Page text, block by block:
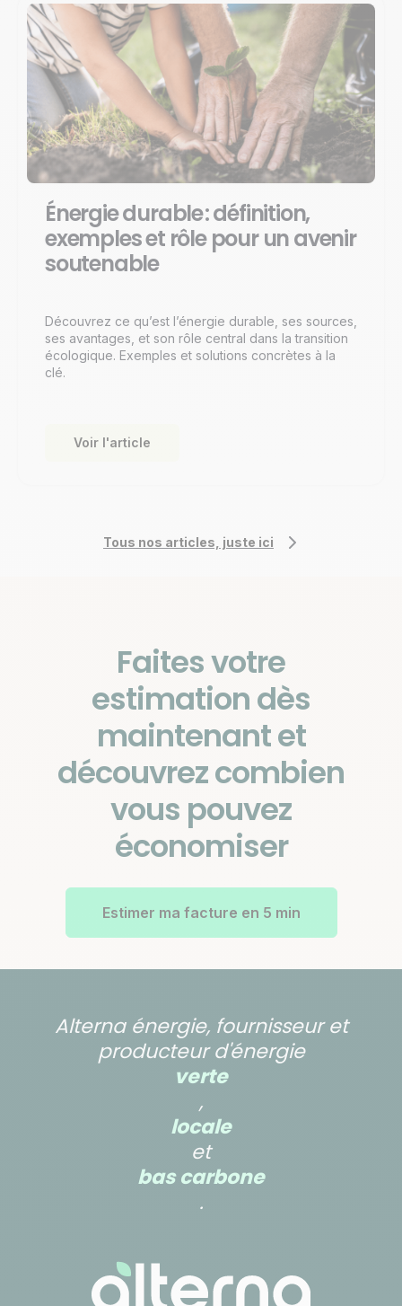
Énergie durable : définition,
exemples et rôle pour un avenir
soutenable
Découvrez ce qu’est l’énergie durable, ses sources,
ses avantages, et son rôle central dans la transition
écologique. Exemples et solutions concrètes à la
clé.
Voir l'article
Tous nos articles, juste ici
Faites votre
estimation dès
maintenant et
découvrez combien
vous pouvez
économiser
Estimer ma facture en 5 min
Alterna énergie, fournisseur et
producteur d'énergie
verte
,
locale
et
bas carbone
.